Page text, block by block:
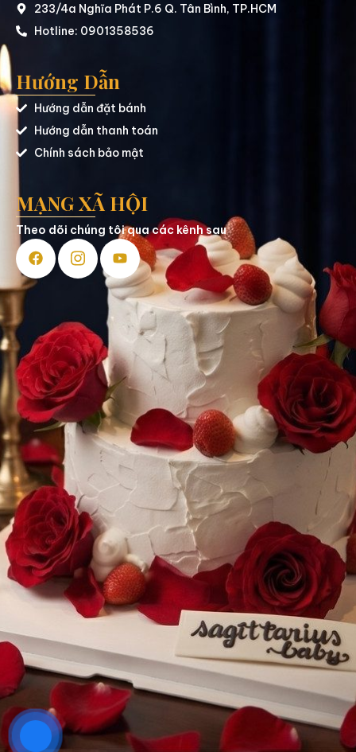
233/4a Nghĩa Phát P.6 Q. Tân Bình, TP.HCM
Hotline: 0901358536
Hướng Dẫn
Hướng dẫn đặt bánh
Hướng dẫn thanh toán
Chính sách bảo mật
MẠNG XÃ HỘI
Theo dõi chúng tôi qua các kênh sau